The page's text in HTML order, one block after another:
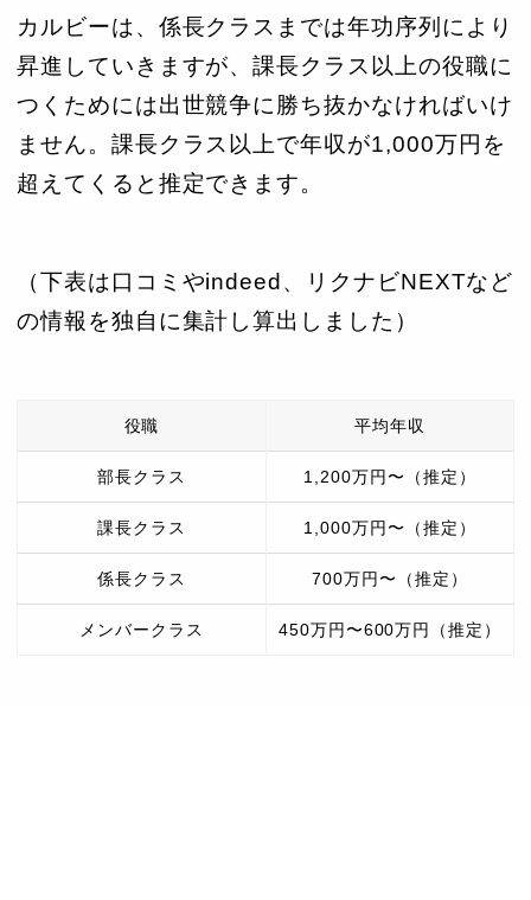
カルビーは、係長クラスまでは年功序列により
昇進していきますが、課長クラス以上の役職に
つくためには出世競争に勝ち抜かなければいけ
ません。課長クラス以上で年収が1,000万円を
超えてくると推定できます。
（下表は口コミやindeed、リクナビNEXTなど
の情報を独自に集計し算出しました）
役職 平均年収
部長クラス 1,200万円〜（推定）
課長クラス 1,000万円〜（推定）
係長クラス 700万円〜（推定）
メンバークラス 450万円〜600万円（推定）